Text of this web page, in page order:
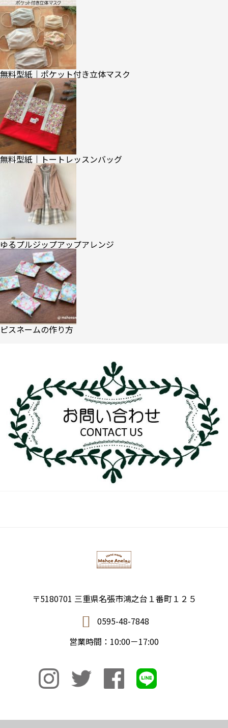
無料型紙｜ポケット付き立体マスク
無料型紙｜トートレッスンバッグ
ゆるプルジップアップアレンジ
ピスネームの作り方
〒5180701 三重県名張市鴻之台１番町１２５
0595-48-7848
営業時間：10:00－17:00